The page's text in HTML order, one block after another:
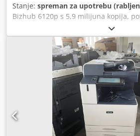
Stanje: spreman za upotrebu
Bizhub 6120p s 5,9 milijuna kopija,
dobrom stanju, testiran i spreman za
710 - RU 510 - FS 532 Kao iskusni
kopirnih uređaja, razvili smo
i paletiranju/kontejnerskoj otpremi
strojevi našim kupcima pristižu u
tvrtka nudi najveći izbor
vrši dostavu diljem svijeta. Csdpfx
Slobodno nas kontaktirajte za